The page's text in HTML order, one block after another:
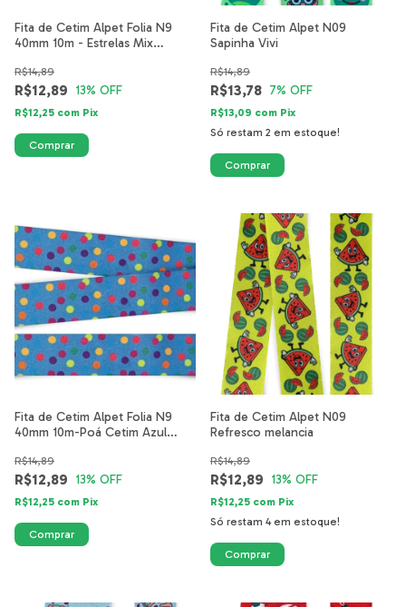
Fita de Cetim Alpet Folia N9
40mm 10m - Estrelas Mix
R$12,89
R$14,89
13% OFF
R$12,25 com Pix
Fita de Cetim Alpet N09
Sapinha Vivi
R$13,78
R$14,89
7% OFF
R$13,09 com Pix
Só restam 2 em estoque!
Fita de Cetim Alpet Folia N9
40mm 10m-Poá Cetim Azul
R$12,89
R$14,89
13% OFF
R$12,25 com Pix
Fita de Cetim Alpet N09
Refresco melancia
R$12,89
R$14,89
13% OFF
R$12,25 com Pix
Só restam 4em estoque!